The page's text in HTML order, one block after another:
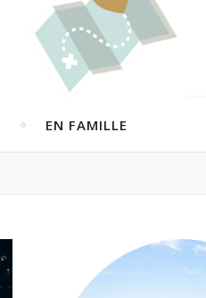
EN FAMILLE